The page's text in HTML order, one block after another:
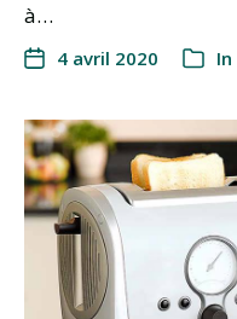
à…
4 avril 2020 In